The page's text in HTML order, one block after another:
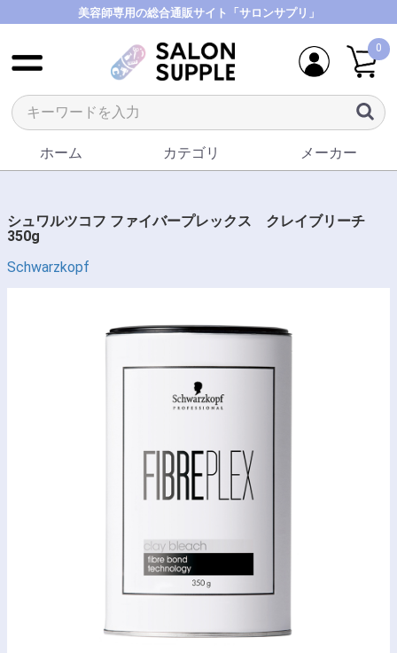
美容師専用の総合通販サイト「サロンサプリ」
0
ホーム カテゴリ メーカー
シュワルツコフ ファイバープレックス クレイブリーチ
350g
Schwarzkopf